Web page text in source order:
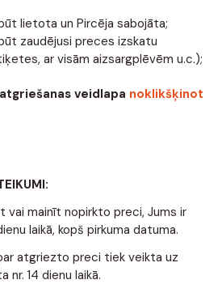
lietota un Pircēja sabojāta;
zaudējusi preces izskatu
ar visām aizsargplēvēm u.c.);
veidlapa noklikšķinot
vai mainīt nopirkto preci, Jums ir
laikā, kopš pirkuma datuma.
atgriezto preci tiek veikta uz
nr. 14 dienu laikā.